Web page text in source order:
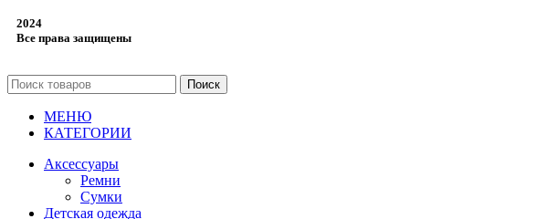
2024
Все права защищены
Поиск
МЕНЮ
КАТЕГОРИИ
Аксессуары
Ремни
Сумки
Детская одежда